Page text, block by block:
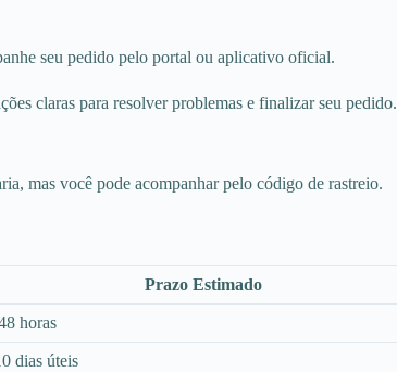
seu pedido pelo portal ou aplicativo oficial.
claras para resolver problemas e finalizar seu pedido.
mas você pode acompanhar pelo código de rastreio.
Prazo Estimado
horas
dias úteis